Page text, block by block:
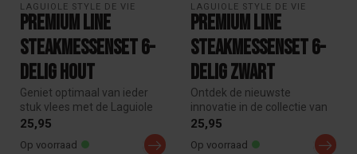
LAGUIOLE STYLE DE VIE
Premium Line
steakmessenset 6-
delig hout
Geniet optimaal van ieder
stuk vlees met de Laguiole
Style de Vie Premium Line
25,95
Op voorraad
LAGUIOLE STYLE DE VIE
Premium Line
steakmessenset 6-
delig Zwart
Ontdek de nieuwste
innovatie in de collectie van
Laguiole Style de Vie: de
25,95
Op voorraad